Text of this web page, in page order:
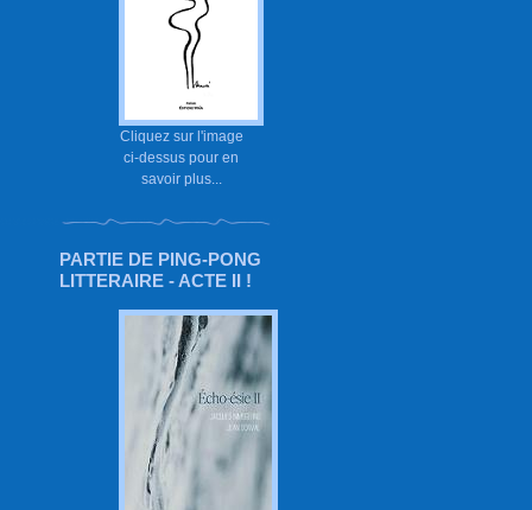
Cliquez sur l'image
ci-dessus pour en
savoir plus...
PARTIE DE PING-PONG
LITTERAIRE - ACTE II !